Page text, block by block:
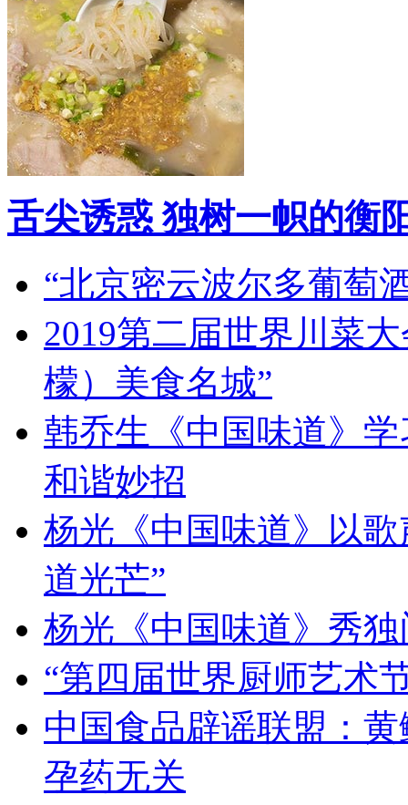
舌尖诱惑 独树一帜的衡
“北京密云波尔多葡萄
2019第二届世界川菜
檬）美食名城”
韩乔生《中国味道》
和谐妙招
杨光《中国味道》以
道光芒”
杨光《中国味道》秀
“第四届世界厨师艺术
中国食品辟谣联盟：
孕药无关